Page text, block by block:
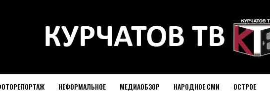
НЕФОРМАЛЬНОЕ МЕДИАОБЗОР НАРОДНОЕ СМИ ОСТРОЕ